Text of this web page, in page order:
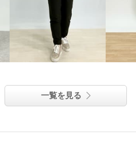
一覧を見る